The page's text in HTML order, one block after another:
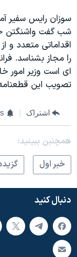
سوزان رايس سفير
شب گفت واشنگتن
اقداماتی متعدد و
را مجاز بشناسد.
ای است وزير امور
تصويب اين
اشتراک
همچنبن ببینید:
خبر اول
دنبال کنید